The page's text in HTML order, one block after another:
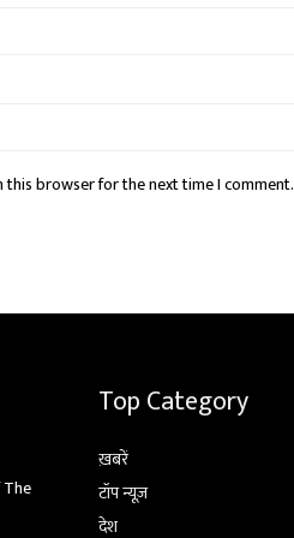
this browser for the next time I comment.
Top Category
ख़बरें
टॉप न्यूज़
देश